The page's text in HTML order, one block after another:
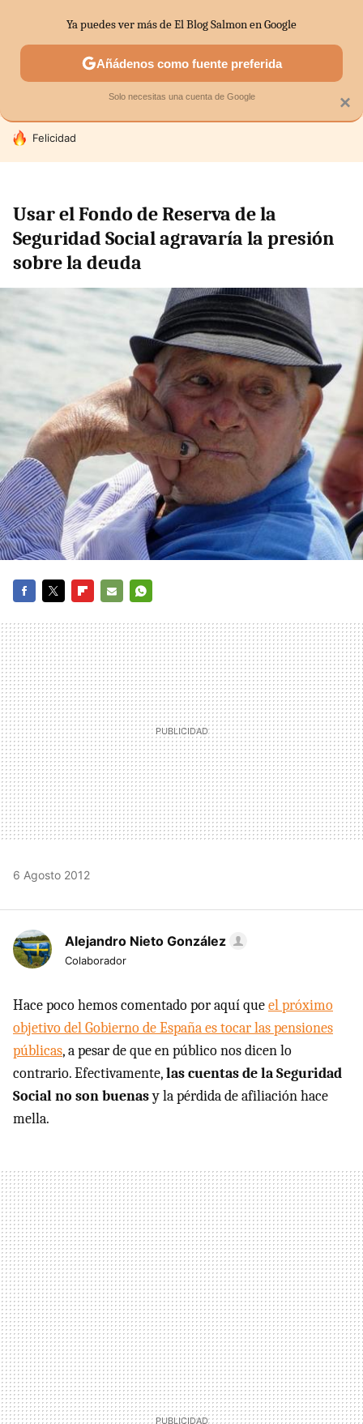
SECTORES ECONOMÍA DOMÉSTICA MERCADOS
HOY SE HABLA DE
Felicidad
Usar el Fondo de Reserva de la
Seguridad Social agravaría la presión
sobre la deuda
MAIL
6 Agosto 2012
Alejandro Nieto González
Colaborador
Hace poco hemos comentado por aquí queel próximo
objetivo del Gobierno de España es tocar las pensiones
públicas, a pesar de que en público nos dicen lo
contrario. Efectivamente,las cuentas de la Seguridad
Social no son buenasy la pérdida de afiliación hace
mella.
×
Ya puedes ver más de El Blog Salmon en Google
Añádenos como fuente preferida
Solo necesitas una cuenta de Google